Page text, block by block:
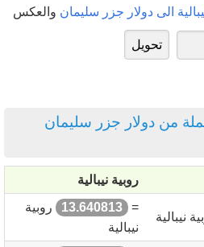
الى دولار جزر سليمان والعكس
من دولار جزر سليمان
روبية نيبالية
نيبالية
=
13.640813
روبية
نيبالية